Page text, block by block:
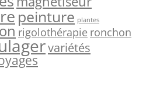
peinture plantes
rigolothérapie ronchon
variétés